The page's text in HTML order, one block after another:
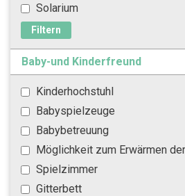
Solarium
Filtern
Baby-und Kinderfreund
Kinderhochstuhl
Babyspielzeuge
Babybetreuung
Möglichkeit zum Erwärmen
Spielzimmer
Gitterbett